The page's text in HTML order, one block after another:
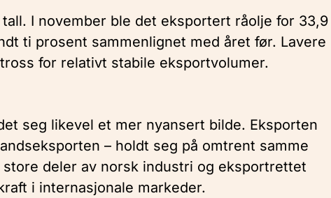
I november ble det eksportert råolje for 33,9
ti prosent sammenlignet med året før. Lavere
for relativt stabile eksportvolumer.
seg likevel et mer nyansert bilde. Eksporten
– holdt seg på omtrent samme
deler av norsk industri og eksportrettet
i internasjonale markeder.